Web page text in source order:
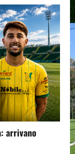
arrivano